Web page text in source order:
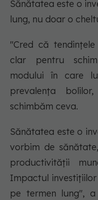
Sănătatea este o
lung, nu doar o
"Cred că
clar pentru
modului în care
prevalența
schimbăm ceva.
Sănătatea este o
vorbim de
productivității
Impactul
pe termen lung", a